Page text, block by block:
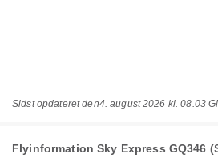
Sidst opdateret den4. august 2026 kl. 08.03
Flyinformation Sky Express GQ346